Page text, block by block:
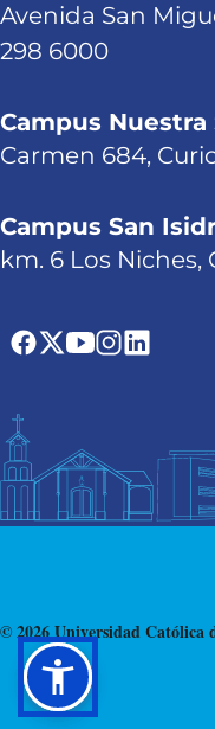
Avenida San
298 6000
Campus Nuestra
Carmen 684,
Campus San
km. 6 Los Niches,
© 2026 Universidad Católica